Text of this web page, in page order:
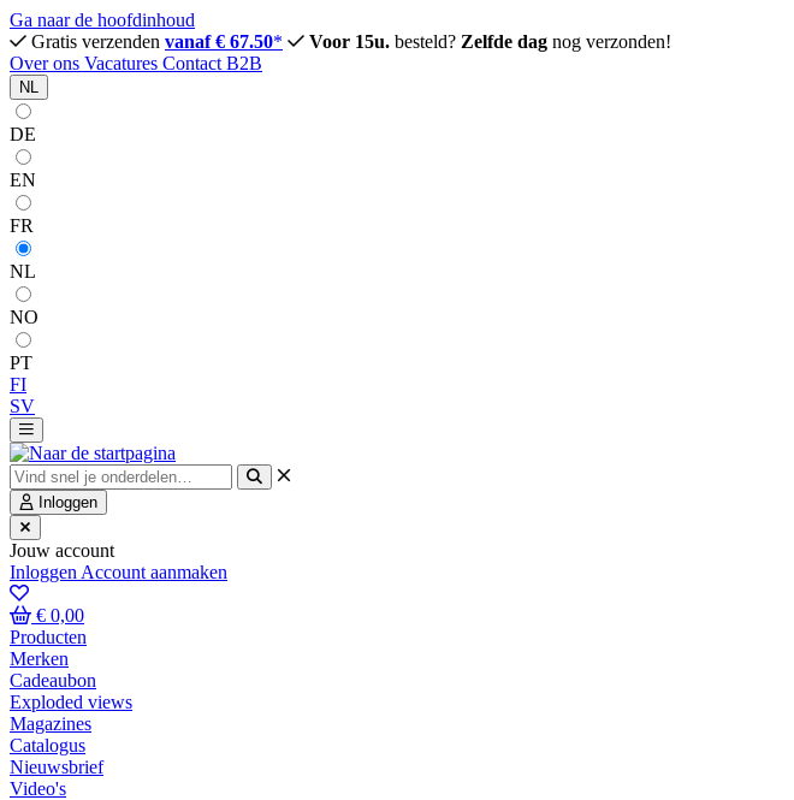
Ga naar de hoofdinhoud
Gratis verzenden vanaf € 67.50* Voor 15u. besteld? Zelfde dag nog verzonden!
Over ons Vacatures Contact B2B
NL
DE
EN
FR
NL
NO
PT
FI
SV
Inloggen
Jouw account
Inloggen Account aanmaken
€ 0,00
Producten
Merken
Cadeaubon
Exploded views
Magazines
Catalogus
Nieuwsbrief
Video's